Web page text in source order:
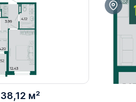
38,12 м²